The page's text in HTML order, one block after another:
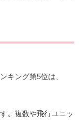
キング第5位は、
。複数や飛行ユニッ